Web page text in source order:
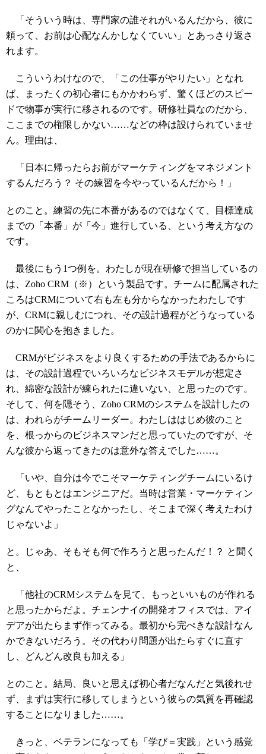
「そういう時は、専門家の誰それがいるんだから、彼に
頼って、お前は心配なんかしなくていい」とあっさり返さ
れます。
こういうわけなので、「この仕事がやりたい」となれ
ば、まったくの初心者にもかかわらず、驚くほどのスピー
ドで物事が実行に移されるのです。研修社員なのだから、
ここまでの権限しかない……などの枠は設けられていませ
ん。理由は、
「日本に帰ったらお前がマーケティングをマネジメント
するんだろう？ その練習を今やっているんだから！」
とのこと。練習の先に本番があるのではなくて、目標達成
までの「本番」が「今」進行している、という考え方なの
です。
最後にもう1つ例を。わたしが現在研修で担当しているの
は、Zoho CRM（※）という製品です。チームに配属された
ころはCRMについて右も左も分からなかったわたしです
が、CRMに親しむにつれ、その設計過程がどうなっている
のかに関心を抱きました。
CRMがビジネスをより良くするための手法であるからに
は、その設計過程でいろいろなビジネスモデルが想定さ
れ、綿密な設計が練られたに違いない、と思ったのです。
そして、何を隠そう、Zoho CRMのシステムを設計したの
は、われらがチームリーダー。わたしははじめ彼のこと
を、根っからのビジネスマンだと思っていたのですが、そ
んな彼から返ってきたのは意外な答えでした……。
「いや、自分は今でこそマーケティングチームにいるけ
ど、もともとはエンジニアだ。当時は営業・マーケティン
グなんてやったことなかったし、そこまで深く考えたわけ
じゃないよ」
と。じゃあ、そもそも何で作ろうと思ったんだ！？ と聞く
と、
「他社のCRMシステムを見て、もっといいものが作れる
と思ったからだよ。チェンナイの開発オフィスでは、アイ
デアが出たらまず作ってみる。最初から完ぺきな設計なん
かできないだろう。その代わり問題が出たらすぐに直す
し、どんどん改良も加える」
とのこと。結局、良いと思えば初心者だなんだと気後れせ
ず、まずは実行に移してしまうという彼らの気質を再確認
することになりました……。
きっと、ベテランになっても「学び＝実践」という感覚